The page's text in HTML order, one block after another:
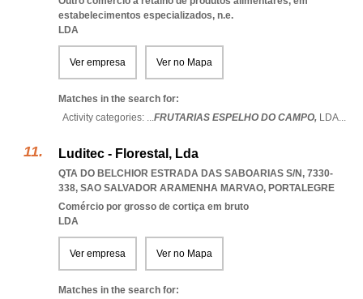
estabelecimentos especializados, n.e.
LDA
Ver empresa Ver no Mapa
Matches in the search for:
Activity categories: ...FRUTARIAS ESPELHO DO CAMPO, LDA...
Luditec - Florestal, Lda
QTA DO BELCHIOR ESTRADA DAS SABOARIAS S/N, 7330-
338, SAO SALVADOR ARAMENHA MARVAO, PORTALEGRE
Comércio por grosso de cortiça em bruto
LDA
Ver empresa Ver no Mapa
Matches in the search for: